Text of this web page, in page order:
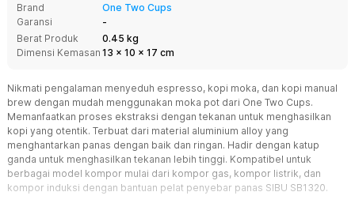
Brand
One Two Cups
Garansi
-
Berat Produk
0.45 kg
Dimensi Kemasan 13 x 10 x 17 cm
Nikmati pengalaman menyeduh espresso, kopi moka, dan kopi manual
brew dengan mudah menggunakan moka pot dari One Two Cups.
Memanfaatkan proses ekstraksi dengan tekanan untuk menghasilkan
kopi yang otentik. Terbuat dari material aluminium alloy yang
menghantarkan panas dengan baik dan ringan. Hadir dengan katup
ganda untuk menghasilkan tekanan lebih tinggi. Kompatibel untuk
berbagai model kompor mulai dari kompor gas, kompor listrik, dan
kompor induksi dengan bantuan pelat penyebar panas SIBU SB1320.